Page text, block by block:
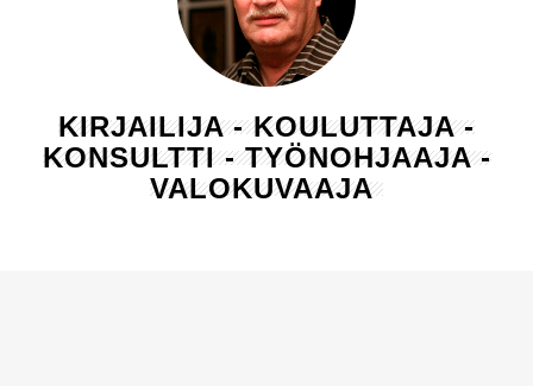
KIRJAILIJA - KOULUTTAJA -
KONSULTTI - TYÖNOHJAAJA -
VALOKUVAAJA